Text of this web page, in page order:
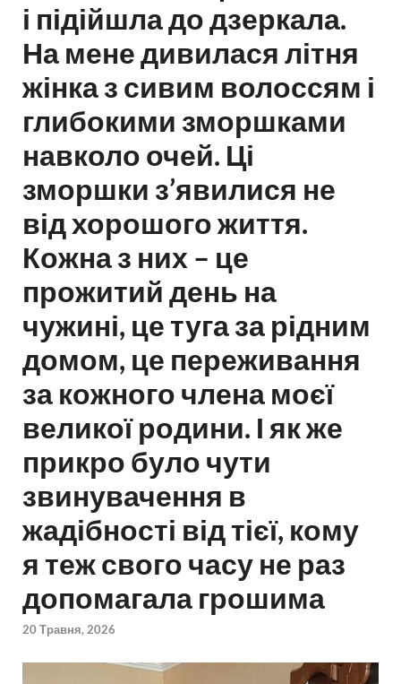
і підійшла до дзеркала.
На мене дивилася літня
жінка з сивим волоссям і
глибокими зморшками
навколо очей. Ці
зморшки з’явилися не
від хорошого життя.
Кожна з них – це
прожитий день на
чужині, це туга за рідним
домом, це переживання
за кожного члена моєї
великої родини. І як же
прикро було чути
звинувачення в
жадібності від тієї, кому
я теж свого часу не раз
допомагала грошима
20 Травня, 2026